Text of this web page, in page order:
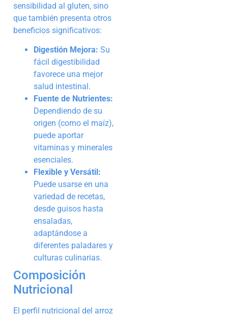
sensibilidad al gluten, sino
que también presenta otros
beneficios significativos:
Digestión Mejora: Su
fácil digestibilidad
favorece una mejor
salud intestinal.
Fuente de Nutrientes:
Dependiendo de su
origen (como el maíz),
puede aportar
vitaminas y minerales
esenciales.
Flexible y Versátil:
Puede usarse en una
variedad de recetas,
desde guisos hasta
ensaladas,
adaptándose a
diferentes paladares y
culturas culinarias.
Composición
Nutricional
El perfil nutricional del arroz